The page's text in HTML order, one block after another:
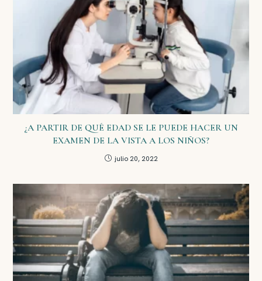
¿A PARTIR DE QUÉ EDAD SE LE PUEDE HACER UN
EXAMEN DE LA VISTA A LOS NIÑOS?
julio 20, 2022